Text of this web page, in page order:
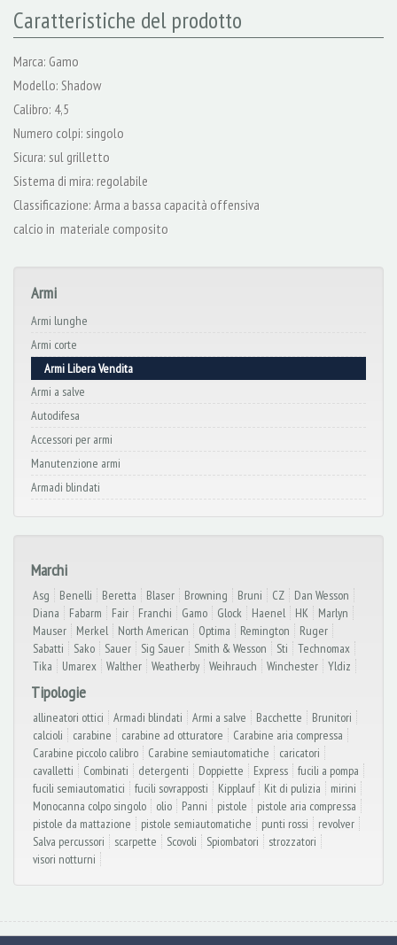
Caratteristiche del prodotto
Marca: Gamo
Modello: Shadow
Calibro: 4,5
Numero colpi: singolo
Sicura: sul grilletto
Sistema di mira: regolabile
Classificazione: Arma a bassa capacità offensiva
calcio in materiale composito
Armi
Armi lunghe
Armi corte
Armi Libera Vendita
Armi a salve
Autodifesa
Accessori per armi
Manutenzione armi
Armadi blindati
Marchi
Asg Benelli Beretta Blaser Browning Bruni CZ
Dan Wesson
Diana
Fabarm Fair Franchi Gamo Glock Haenel HK
Marlyn
Mauser
Merkel North American Optima Remington
Ruger
Sabatti
Sako Sauer Sig Sauer Smith & Wesson Sti
Technomax
Tika
Umarex Walther Weatherby Weihrauch Winchester Yldiz
Tipologie
allineatori ottici Armadi blindati Armi a salve Bacchette
Brunitori
calcioli
carabine carabine ad otturatore
Carabine aria compressa
Carabine piccolo calibro
Carabine semiautomatiche
caricatori
cavalletti
Combinati detergenti Doppiette Express
fucili a pompa
fucili semiautomatici
fucili sovrapposti Kipplauf Kit di pulizia
mirini
Monocanna colpo singolo
olio Panni pistole
pistole aria compressa
pistole da mattazione
pistole semiautomatiche punti rossi
revolver
Salva percussori
scarpette Scovoli Spiombatori
strozzatori
visori notturni
© Armeria Collini 2026- Via Berthoud, 121 Serravalle Scrivia (AL) - Tel. e Fax: